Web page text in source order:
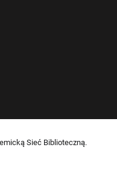
Sieć Biblioteczną.